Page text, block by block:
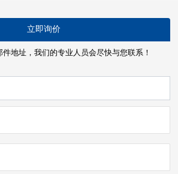
立即询价
地址，我们的专业人员会尽快与您联系！